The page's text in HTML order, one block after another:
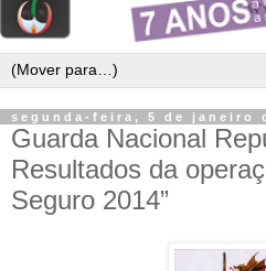
segunda-feira, 5 de janeiro
Guarda Nacional
Resultados da
Seguro 2014”